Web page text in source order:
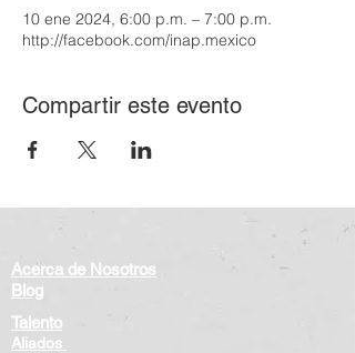
10 ene 2024, 6:00 p.m. – 7:00 p.m.
http://facebook.com/inap.mexico
Compartir este evento
Acerca de Nosotros
Blog
Talento
Aliados